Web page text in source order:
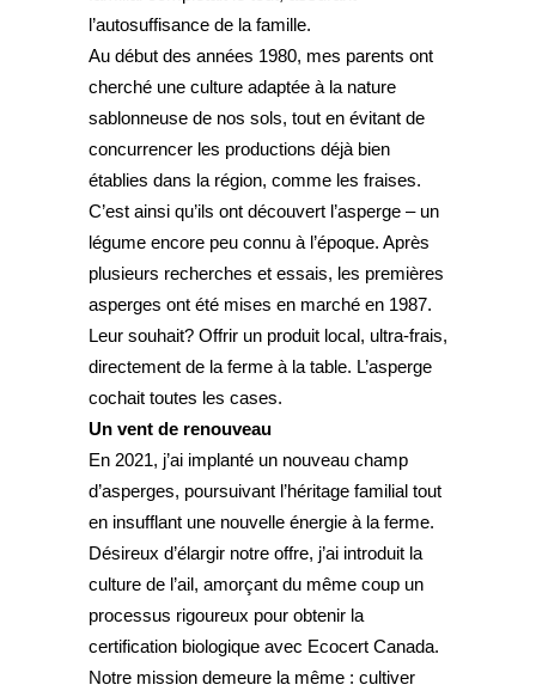
l’autosuffisance de la famille.
Au début des années 1980, mes parents ont
cherché une culture adaptée à la nature
sablonneuse de nos sols, tout en évitant de
concurrencer les productions déjà bien
établies dans la région, comme les fraises.
C’est ainsi qu’ils ont découvert l’asperge – un
légume encore peu connu à l’époque. Après
plusieurs recherches et essais, les premières
asperges ont été mises en marché en 1987.
Leur souhait? Offrir un produit local, ultra-frais,
directement de la ferme à la table. L’asperge
cochait toutes les cases.
Un vent de renouveau
En 2021, j’ai implanté un nouveau champ
d’asperges, poursuivant l’héritage familial tout
en insufflant une nouvelle énergie à la ferme.
Désireux d’élargir notre offre, j’ai introduit la
culture de l’ail, amorçant du même coup un
processus rigoureux pour obtenir la
certification biologique avec Ecocert Canada.
Notre mission demeure la même : cultiver